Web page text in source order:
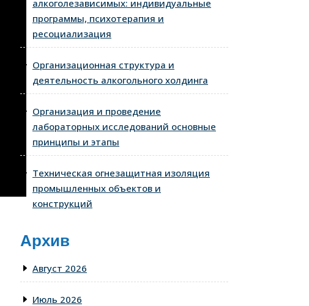
алкоголезависимых: индивидуальные
программы, психотерапия и
ресоциализация
Организационная структура и
деятельность алкогольного холдинга
Организация и проведение
лабораторных исследований основные
принципы и этапы
Техническая огнезащитная изоляция
промышленных объектов и
конструкций
Архив
Август 2026
Июль 2026